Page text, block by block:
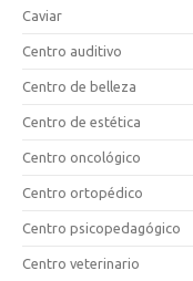
Caviar
Centro auditivo
Centro de belleza
Centro de estética
Centro oncológico
Centro ortopédico
Centro psicopedagógico
Centro veterinario